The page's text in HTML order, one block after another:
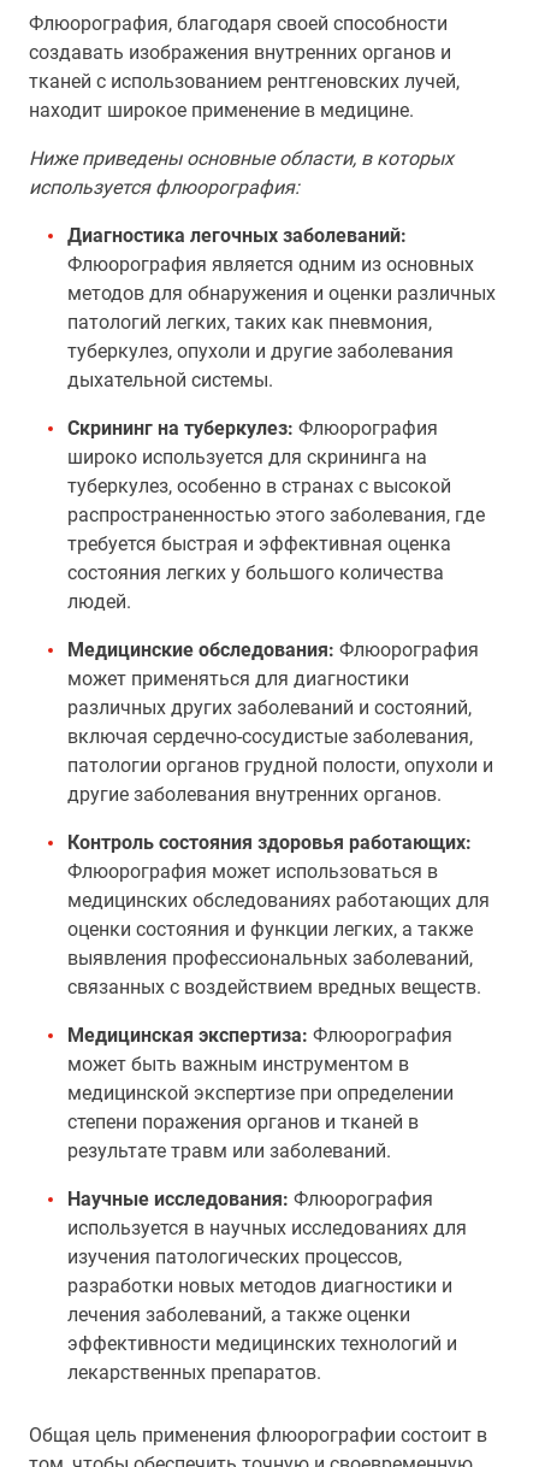
Флюорография, благодаря своей способности
создавать изображения внутренних органов и
тканей с использованием рентгеновских лучей,
находит широкое применение в медицине.
Ниже приведены основные области, в которых
используется флюорография:
Диагностика легочных заболеваний:
Флюорография является одним из основных
методов для обнаружения и оценки различных
патологий легких, таких как пневмония,
туберкулез, опухоли и другие заболевания
дыхательной системы.
Скрининг на туберкулез: Флюорография
широко используется для скрининга на
туберкулез, особенно в странах с высокой
распространенностью этого заболевания, где
требуется быстрая и эффективная оценка
состояния легких у большого количества
людей.
Медицинские обследования: Флюорография
может применяться для диагностики
различных других заболеваний и состояний,
включая сердечно-сосудистые заболевания,
патологии органов грудной полости, опухоли и
другие заболевания внутренних органов.
Контроль состояния здоровья работающих:
Флюорография может использоваться в
медицинских обследованиях работающих для
оценки состояния и функции легких, а также
выявления профессиональных заболеваний,
связанных с воздействием вредных веществ.
Медицинская экспертиза: Флюорография
может быть важным инструментом в
медицинской экспертизе при определении
степени поражения органов и тканей в
результате травм или заболеваний.
Научные исследования: Флюорография
используется в научных исследованиях для
изучения патологических процессов,
разработки новых методов диагностики и
лечения заболеваний, а также оценки
эффективности медицинских технологий и
лекарственных препаратов.
Общая цель применения флюорографии состоит в